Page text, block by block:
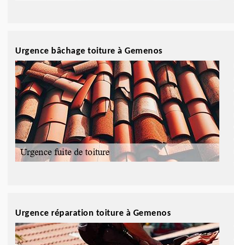
Urgence bâchage toiture à Gemenos
Urgence réparation toiture à Gemenos